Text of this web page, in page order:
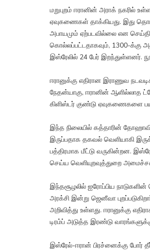
மறுபுறம் ஈரானின் அராக் நகரில்
ஏவுகணைகள் தாக்கியது. இது
அபாயமும் ஏற்படவில்லை என
கொல்லப்பட்டதாகவும், 1300-க்கு
இஸ்ரேலில் 24 பேர் இறந்துள்ளனர்.
ஈரானுக்கு எதிரான இராணுவ
நேதன்யாகு, ஈரானின் ஆளில்லாத
கிளிஸ்டர் குண்டு ஏவுகணைகளை
இந்த நிலையில் கத்தாரின்
இருப்பதாக தகவல் வெளியாகி
பத்திரமாக மீட்டு வருகின்றன.
செய்ய வெளியுறவுத்துறை
இந்தசூழலில் ஐரோப்பிய
அரக்சி இன்று ஜெனீவா
அறிவித்து உள்ளது. ஈரானுக்கு
டிரம்ப் அடுத்த இரண்டு
இஸ்ரேல்-ஈரான் பிரச்னைக்கு போர்